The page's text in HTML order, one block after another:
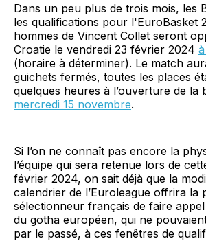
Dans un peu plus de trois mois, les
les qualifications pour l'EuroBasket
hommes de Vincent Collet seront
Croatie le vendredi 23 février 2024
(horaire à déterminer). Le match
guichets fermés, toutes les places
quelques heures à l’ouverture de la
mercredi 15 novembre.
Si l’on ne connaît pas encore la
l’équipe qui sera retenue lors de
février 2024, on sait déjà que la
calendrier de l’Euroleague offrira la
sélectionneur français de faire
du gotha européen, qui ne
par le passé, à ces fenêtres de